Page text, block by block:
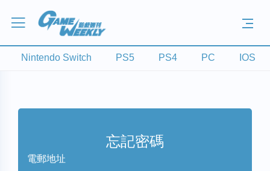
Nintendo Switch PS5 PS4 PC IOS
忘記密碼
電郵地址